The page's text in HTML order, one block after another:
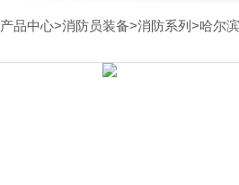
产品中心>消防员装备>消防系列 >哈尔